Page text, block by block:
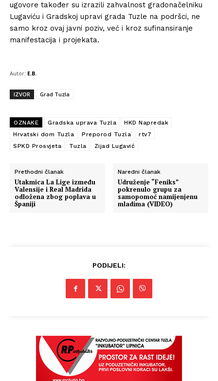
ugovore također su izrazili zahvalnost gradonačelniku
Lugaviću i Gradskoj upravi grada Tuzle na podršci, ne
samo kroz ovaj javni poziv, već i kroz sufinansiranje
manifestacija i projekata.
Autor: E.B.
IZVOR Grad Tuzla
OZNAKE Gradska uprava Tuzla
HKD Napredak
Hrvatski dom Tuzla
Preporod Tuzla
rtv7
SPKD Prosvjeta
Tuzla Zijad Lugavić
Prethodni članak
Utakmica La Lige između
Valensije i Real Madrida
odložena zbog poplava u
Španiji
Naredni članak
Udruženje “Feniks”
pokrenulo grupu za
samopomoć namijenjenu
mladima (VIDEO)
PODIJELI: